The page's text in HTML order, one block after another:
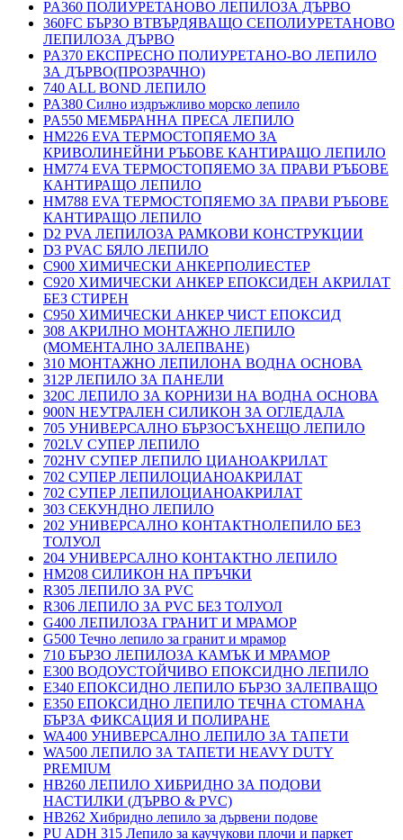
PA360 ПОЛИУРЕТАНОВО ЛЕПИЛОЗА ДЪРВО
360FC БЪРЗО ВТВЪРДЯВАЩО СЕПОЛИУРЕТАНОВО
ЛЕПИЛОЗА ДЪРВО
PA370 ЕКСПРЕСНО ПОЛИУРЕТАНО-ВО ЛЕПИЛО
ЗА ДЪРВО(ПРОЗРАЧНО)
740 ALL BOND ЛЕПИЛО
PA380 Силно издръжливо морско лепило
PA550 МЕМБРАННА ПРЕСА ЛЕПИЛО
HM226 EVA ТЕРМОСТОПЯЕМО ЗА
КРИВОЛИНЕЙНИ РЪБОВЕ КАНТИРАЩО ЛЕПИЛО
HM774 EVA ТЕРМОСТОПЯЕМО ЗА ПРАВИ РЪБОВЕ
КАНТИРАЩО ЛЕПИЛО
HM788 EVA ТЕРМОСТОПЯЕМО ЗА ПРАВИ РЪБОВЕ
КАНТИРАЩО ЛЕПИЛО
D2 PVA ЛЕПИЛОЗА РАМКОВИ КОНСТРУКЦИИ
D3 PVAC БЯЛО ЛЕПИЛО
C900 ХИМИЧЕСКИ АНКЕРПОЛИЕСТЕP
C920 ХИМИЧЕСКИ АНКЕР ЕПОКСИДЕН АКРИЛАТ
БЕЗ СТИРЕН
C950 ХИМИЧЕСКИ АНКЕР ЧИСТ ЕПОКСИД
308 АКРИЛНО МОНТАЖНО ЛЕПИЛО
(МОМЕНТАЛНО ЗАЛЕПВАНЕ)
310 МОНТАЖНО ЛЕПИЛОНА ВОДНА ОСНОВА
312P ЛЕПИЛО ЗА ПАНЕЛИ
320C ЛЕПИЛО ЗА КОРНИЗИ НА ВОДНА ОСНОВА
900N НЕУТРАЛЕН СИЛИКОН ЗА ОГЛЕДАЛА
705 УНИВЕРСАЛНО БЪРЗОСЪХНЕЩО ЛЕПИЛО
702LV СУПЕР ЛЕПИЛО
702HV СУПЕР ЛЕПИЛО ЦИАНОАКРИЛАТ
702 СУПЕР ЛЕПИЛОЦИАНОАКРИЛАТ
702 СУПЕР ЛЕПИЛОЦИАНОАКРИЛАТ
303 СЕКУНДНО ЛЕПИЛО
202 УНИВЕРСАЛНО КОНТАКТНОЛЕПИЛО БЕЗ
ТОЛУОЛ
204 УНИВЕРСАЛНО КОНТАКТНО ЛЕПИЛО
HM208 СИЛИКОН НА ПРЪЧКИ
R305 ЛЕПИЛО ЗА PVC
R306 ЛЕПИЛО ЗА PVC БЕЗ ТОЛУОЛ
G400 ЛЕПИЛОЗА ГРАНИТ И МРАМОP
G500 Течно лепило за гранит и мрамор
710 БЪРЗО ЛЕПИЛОЗА КАМЪК И МРАМОP
E300 ВОДОУСТОЙЧИВО ЕПОКСИДНО ЛЕПИЛО
E340 ЕПОКСИДНО ЛЕПИЛО БЪРЗО ЗАЛЕПВАЩО
E350 ЕПОКСИДНО ЛЕПИЛО ТЕЧНА СТОМАНА
БЪРЗА ФИКСАЦИЯ И ПОЛИРАНЕ
WA400 УНИВЕРСАЛНО ЛЕПИЛО ЗА ТАПЕТИ
WA500 ЛЕПИЛО ЗА ТАПЕТИ HEAVY DUTY
PREMIUM
HB260 ЛЕПИЛО ХИБРИДНО ЗА ПОДОВИ
НАСТИЛКИ (ДЪРВО & PVC)
HB262 Хибридно лепило за дървени подове
PU ADH 315 Лепило за каучукови плочи и паркет